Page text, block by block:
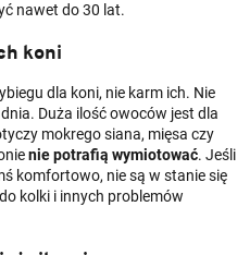
nawet do 30 lat.
koni
dla koni, nie karm ich. Nie
Duża ilość owoców jest dla
mokrego siana, mięsa czy
nie potrafią wymiotować. Jeśli
komfortowo, nie są w stanie się
kolki i innych problemów